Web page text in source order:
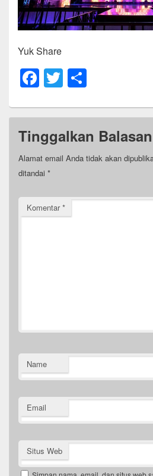
Yuk Share
F
a
c
e
b
o
o
k
T
wi
tt
er
ar
e
Tinggalkan Balasan
Alamat email Anda tidak akan
ditandai *
Komentar*
Name
Email
Situs Web